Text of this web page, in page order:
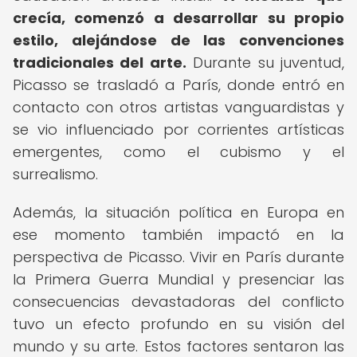
crecía, comenzó a desarrollar su propio
estilo, alejándose de las convenciones
tradicionales del arte. Durante su juventud,
Picasso se trasladó a París, donde entró en
contacto con otros artistas vanguardistas y
se vio influenciado por corrientes artísticas
emergentes, como el cubismo y el
surrealismo.
Además, la situación política en Europa en
ese momento también impactó en la
perspectiva de Picasso. Vivir en París durante
la Primera Guerra Mundial y presenciar las
consecuencias devastadoras del conflicto
tuvo un efecto profundo en su visión del
mundo y su arte. Estos factores sentaron las